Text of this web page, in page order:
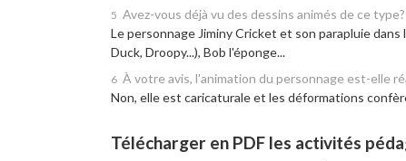
5 Avez-vous déjà vu des dessins animés de ce
Le personnage Jiminy Cricket et son parapluie
Duck, Droopy...), Bob l'éponge...
6 À votre avis, l'animation du personnage est-elle
Non, elle est caricaturale et les déformations
Télécharger en PDF les activités